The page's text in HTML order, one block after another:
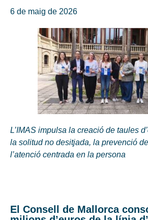
6 de maig de 2026
L’IMAS impulsa la creació de taules
la solitud no desitjada, la prevenció
l’atenció centrada en la persona
El Consell de Mallorca